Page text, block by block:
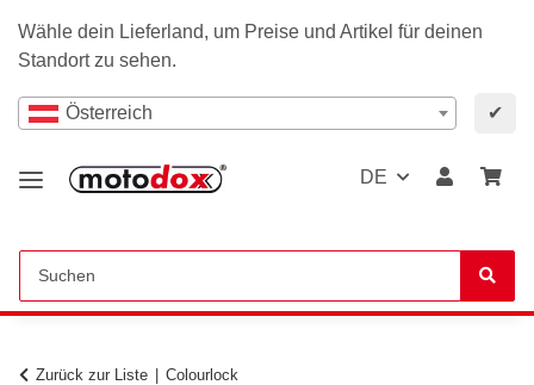
Wähle dein Lieferland, um Preise und Artikel für deinen
Standort zu sehen.
Österreich ✔
DE
Zurück zur Liste Colourlock